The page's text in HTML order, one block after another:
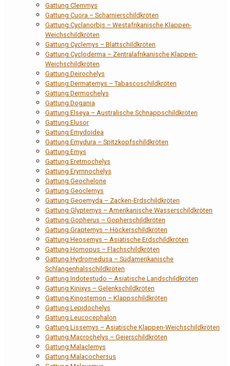
Gattung Clemmys
Gattung Cuora – Scharnierschildkröten
Gattung Cyclanorbis – Westafrikanische Klappen-
Weichschildkröten
Gattung Cyclemys – Blattschildkröten
Gattung Cycloderma – Zentralafrikanische Klappen-
Weichschildkröten
Gattung Deirochelys
Gattung Dermatemys – Tabascoschildkröten
Gattung Dermochelys
Gattung Dogania
Gattung Elseya – Australische Schnappschildkröten
Gattung Elusor
Gattung Emydoidea
Gattung Emydura – Spitzkopfschildkröten
Gattung Emys
Gattung Eretmochelys
Gattung Erymnochelys
Gattung Geochelone
Gattung Geoclemys
Gattung Geoemyda – Zacken-Erdschildkröten
Gattung Glyptemys – Amerikanische Wasserschildkröten
Gattung Gopherus – Gopherschildkröten
Gattung Graptemys – Höckerschildkröten
Gattung Heosemys – Asiatische Erdschildkröten
Gattung Homopus – Flachschildkröten
Gattung Hydromedusa – Südamerikanische
Schlangenhalsschildkröten
Gattung Indotestudo – Asiatische Landschildkröten
Gattung Kinixys – Gelenkschildkröten
Gattung Kinosternon – Klappschildkröten
Gattung Lepidochelys
Gattung Leucocephalon
Gattung Lissemys – Asiatische Klappen-Weichschildkröten
Gattung Macrochelys – Geierschildkröten
Gattung Malaclemys
Gattung Malacochersus